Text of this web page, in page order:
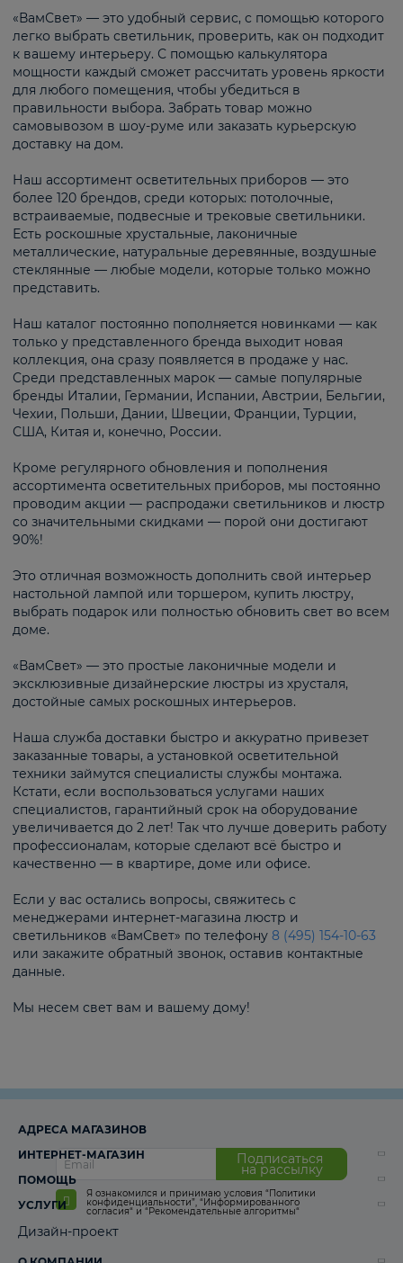
«ВамСвет» — это удобный сервис, с помощью которого
легко выбрать светильник, проверить, как он подходит
к вашему интерьеру. С помощью калькулятора
мощности каждый сможет рассчитать уровень яркости
для любого помещения, чтобы убедиться в
правильности выбора. Забрать товар можно
самовывозом в шоу-руме или заказать курьерскую
доставку на дом.
Наш ассортимент осветительных приборов — это
более 120 брендов, среди которых: потолочные,
встраиваемые, подвесные и трековые светильники.
Есть роскошные хрустальные, лаконичные
металлические, натуральные деревянные, воздушные
стеклянные — любые модели, которые только можно
представить.
Наш каталог постоянно пополняется новинками — как
только у представленного бренда выходит новая
коллекция, она сразу появляется в продаже у нас.
Среди представленных марок — самые популярные
бренды Италии, Германии, Испании, Австрии, Бельгии,
Чехии, Польши, Дании, Швеции, Франции, Турции,
США, Китая и, конечно, России.
Кроме регулярного обновления и пополнения
ассортимента осветительных приборов, мы постоянно
проводим акции — распродажи светильников и люстр
со значительными скидками — порой они достигают
90%!
Это отличная возможность дополнить свой интерьер
настольной лампой или торшером, купить люстру,
выбрать подарок или полностью обновить свет во всем
доме.
«ВамСвет» — это простые лаконичные модели и
эксклюзивные дизайнерские люстры из хрусталя,
достойные самых роскошных интерьеров.
Наша служба доставки быстро и аккуратно привезет
заказанные товары, а установкой осветительной
техники займутся специалисты службы монтажа.
Кстати, если воспользоваться услугами наших
специалистов, гарантийный срок на оборудование
увеличивается до 2 лет! Так что лучше доверить работу
профессионалам, которые сделают всё быстро и
качественно — в квартире, доме или офисе.
Если у вас остались вопросы, свяжитесь с
менеджерами интернет-магазина люстр и
светильников «ВамСвет» по телефону 8 (495) 154-10-63
или закажите обратный звонок, оставив контактные
данные.
Мы несем свет вам и вашему дому!
Подписаться
на рассылку
Я ознакомился и принимаю условия “Политики
конфиденциальности”, “Информированного
согласия“ и “Рекомендательные алгоритмы“
АДРЕСА МАГАЗИНОВ
ИНТЕРНЕТ-МАГАЗИН
ПОМОЩЬ
УСЛУГИ
Дизайн-проект